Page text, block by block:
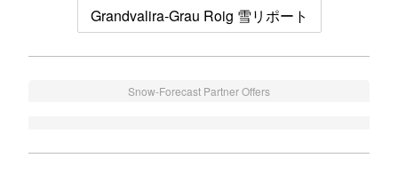
Grandvalira-Grau Roig 雪リポート
Snow-Forecast Partner Offers